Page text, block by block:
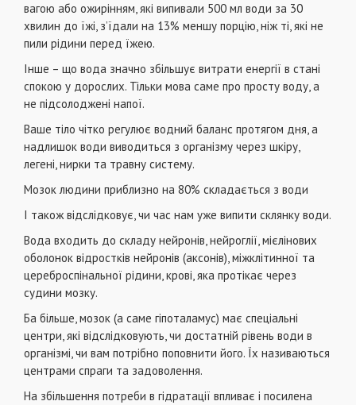
вагою або ожирінням, які випивали 500 мл води за 30
хвилин до їжі, з’їдали на 13% меншу порцію, ніж ті, які не
пили рідини перед їжею.
Інше – що вода значно збільшує витрати енергії в стані
спокою у дорослих. Тільки мова саме про просту воду, а
не підсолоджені напої.
Ваше тіло чітко регулює водний баланс протягом дня, а
надлишок води виводиться з організму через шкіру,
легені, нирки та травну систему.
Мозок людини приблизно на 80% складається з води
І також відслідковує, чи час нам уже випити склянку води.
Вода входить до складу нейронів, нейроглії, мієлінових
оболонок відростків нейронів (аксонів), міжклітинної та
цереброспінальної рідини, крові, яка протікає через
судини мозку.
Ба більше, мозок (а саме гіпоталамус) має спеціальні
центри, які відслідковують, чи достатній рівень води в
організмі, чи вам потрібно поповнити його. Їх називаються
центрами спраги та задоволення.
На збільшення потреби в гідратації впливає і посилена